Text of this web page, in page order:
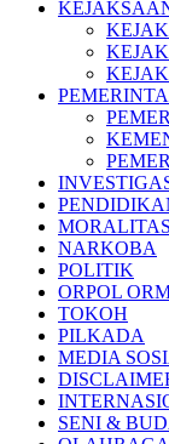
MORALITAS
NARKOBA
POLITIK
ORPOL
TOKOH
PILKADA
MEDIA
SENI &